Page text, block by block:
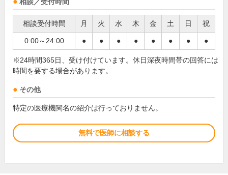
相談／受付時間
相談受付時間 月 火 水 木 金 土 日 祝
0:00～24:00 ● ● ● ● ● ● ● ●
※24時間365日、受け付けています。休日深夜時間帯の回答には
時間を要する場合があります。
その他
特定の医療機関名の紹介は行っておりません。
無料で医師に相談する